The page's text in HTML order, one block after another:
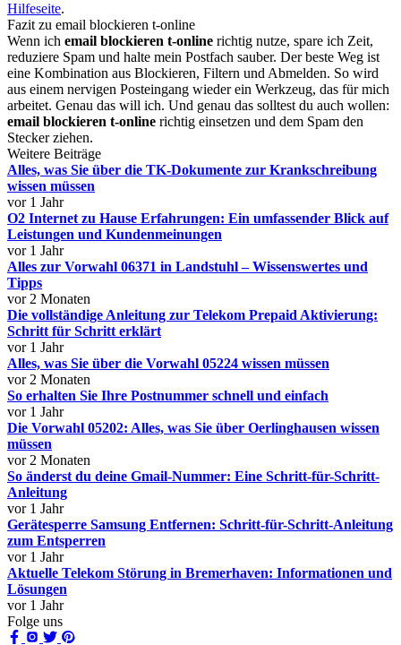
Hilfeseite.
Fazit zu email blockieren t-online
Wenn ich email blockieren t-online richtig nutze, spare ich Zeit,
reduziere Spam und halte mein Postfach sauber. Der beste Weg ist
eine Kombination aus Blockieren, Filtern und Abmelden. So wird
aus einem nervigen Posteingang wieder ein Werkzeug, das für mich
arbeitet. Genau das will ich. Und genau das solltest du auch wollen:
email blockieren t-online richtig einsetzen und dem Spam den
Stecker ziehen.
Weitere Beiträge
Alles, was Sie über die TK-Dokumente zur Krankschreibung
wissen müssen
vor 1 Jahr
O2 Internet zu Hause Erfahrungen: Ein umfassender Blick auf
Leistungen und Kundenmeinungen
vor 1 Jahr
Alles zur Vorwahl 06371 in Landstuhl – Wissenswertes und
Tipps
vor 2 Monaten
Die vollständige Anleitung zur Telekom Prepaid Aktivierung:
Schritt für Schritt erklärt
vor 1 Jahr
Alles, was Sie über die Vorwahl 05224 wissen müssen
vor 2 Monaten
So erhalten Sie Ihre Postnummer schnell und einfach
vor 1 Jahr
Die Vorwahl 05202: Alles, was Sie über Oerlinghausen wissen
müssen
vor 2 Monaten
So änderst du deine Gmail-Nummer: Eine Schritt-für-Schritt-
Anleitung
vor 1 Jahr
Gerätesperre Samsung Entfernen: Schritt-für-Schritt-Anleitung
zum Entsperren
vor 1 Jahr
Aktuelle Telekom Störung in Bremerhaven: Informationen und
Lösungen
vor 1 Jahr
Folge uns